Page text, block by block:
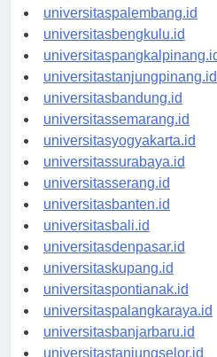
universitasjambi.id
universitaspalembang.id
universitasbengkulu.id
universitaspangkalpinang.id
universitastanjungpinang.id
universitasbandung.id
universitassemarang.id
universitasyogyakarta.id
universitassurabaya.id
universitasserang.id
universitasbanten.id
universitasbali.id
universitasdenpasar.id
universitaskupang.id
universitaspontianak.id
universitaspalangkaraya.id
universitasbanjarbaru.id